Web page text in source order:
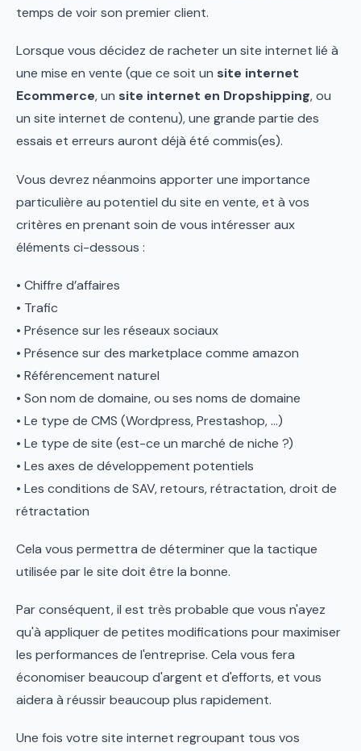
temps de voir son premier client.
Lorsque vous décidez de racheter un site internet lié à
une mise en vente (que ce soit un site internet
Ecommerce, un site internet en Dropshipping, ou
un site internet de contenu), une grande partie des
essais et erreurs auront déjà été commis(es).
Vous devrez néanmoins apporter une importance
particulière au potentiel du site en vente, et à vos
critères en prenant soin de vous intéresser aux
éléments ci-dessous :
• Chiffre d’affaires
• Trafic
• Présence sur les réseaux sociaux
• Présence sur des marketplace comme amazon
• Référencement naturel
• Son nom de domaine, ou ses noms de domaine
• Le type de CMS (Wordpress, Prestashop, ...)
• Le type de site (est-ce un marché de niche ?)
• Les axes de développement potentiels
• Les conditions de SAV, retours, rétractation, droit de
rétractation
Cela vous permettra de déterminer que la tactique
utilisée par le site doit être la bonne.
Par conséquent, il est très probable que vous n'ayez
qu'à appliquer de petites modifications pour maximiser
les performances de l'entreprise. Cela vous fera
économiser beaucoup d'argent et d'efforts, et vous
aidera à réussir beaucoup plus rapidement.
Une fois votre site internet regroupant tous vos